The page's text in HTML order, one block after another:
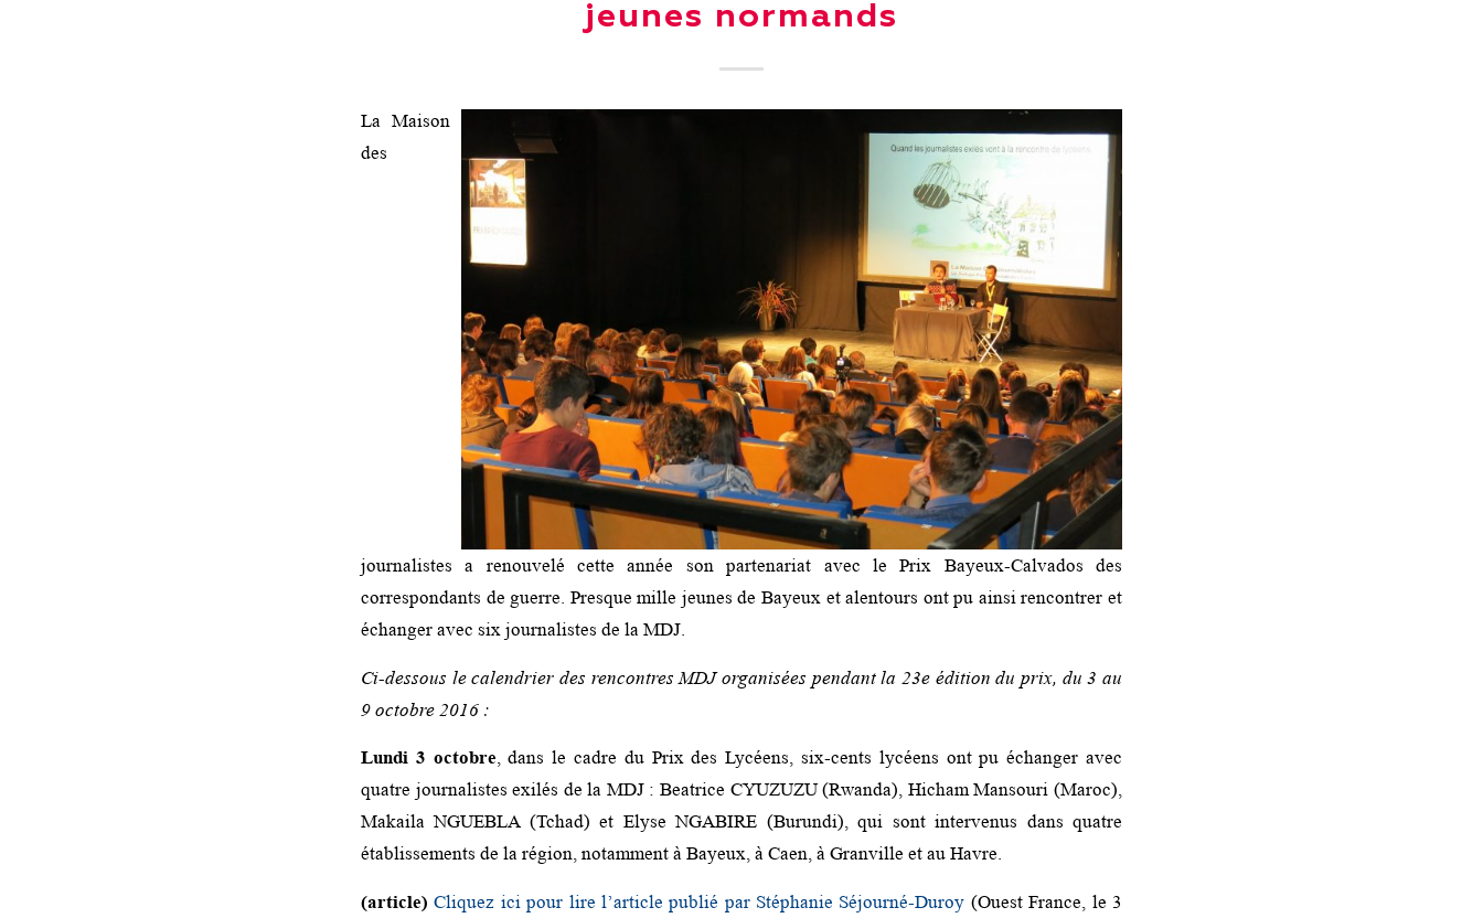
jeunes normands
La Maison
des
journalistes a renouvelé cette année son partenariat avec le Prix Bayeux-Calvados des
correspondants de guerre. Presque mille jeunes de Bayeux et alentours ont pu ainsi rencontrer et
échanger avec six journalistes de la MDJ.
Ci-dessous le calendrier des rencontres MDJ organisées pendant la 23e édition du prix, du 3 au
9 octobre 2016 :
Lundi 3 octobre, dans le cadre du Prix des Lycéens, six-cents lycéens ont pu échanger avec
quatre journalistes exilés de la MDJ : Beatrice CYUZUZU (Rwanda), Hicham Mansouri (Maroc),
Makaila NGUEBLA (Tchad) et Elyse NGABIRE (Burundi), qui sont intervenus dans quatre
établissements de la région, notamment à Bayeux, à Caen, à Granville et au Havre.
(article)Cliquez ici pour lire l’article publié par Stéphanie Séjourné-Duroy (Ouest France, le 3